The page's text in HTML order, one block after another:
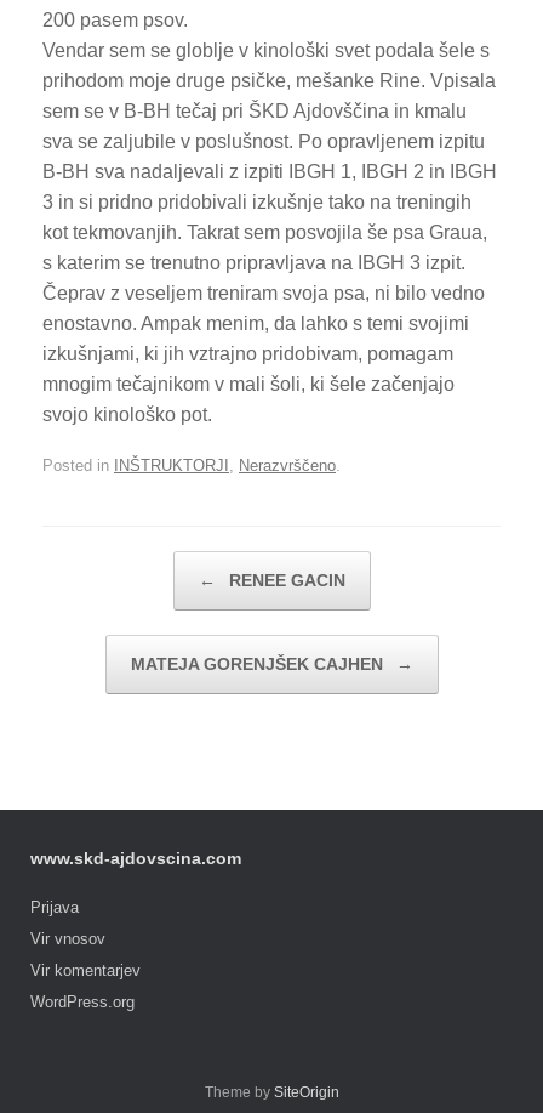
200 pasem psov.
Vendar sem se globlje v kinološki svet podala šele s
prihodom moje druge psičke, mešanke Rine. Vpisala
sem se v B-BH tečaj pri ŠKD Ajdovščina in kmalu
sva se zaljubile v poslušnost. Po opravljenem izpitu
B-BH sva nadaljevali z izpiti IBGH 1, IBGH 2 in IBGH
3 in si pridno pridobivali izkušnje tako na treningih
kot tekmovanjih. Takrat sem posvojila še psa Graua,
s katerim se trenutno pripravljava na IBGH 3 izpit.
Čeprav z veseljem treniram svoja psa, ni bilo vedno
enostavno. Ampak menim, da lahko s temi svojimi
izkušnjami, ki jih vztrajno pridobivam, pomagam
mnogim tečajnikom v mali šoli, ki šele začenjajo
svojo kinološko pot.
Posted in INŠTRUKTORJI Nerazvrščeno
← RENEE GACIN
MATEJA GORENJŠEK CAJHEN →
www.skd-ajdovscina.com
Prijava
Vir vnosov
Vir komentarjev
WordPress.org
Theme by SiteOrigin